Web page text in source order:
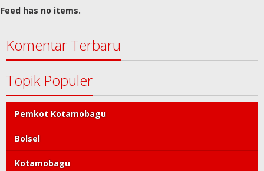
Feed has no items.
Komentar Terbaru
Topik Populer
Pemkot Kotamobagu
Bolsel
Kotamobagu